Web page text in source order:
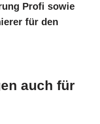
Profi sowie
für den
auch für